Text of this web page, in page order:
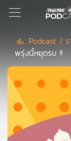
Podcast
เพล
สต์
แนะนำ
Podcast /
พรุ่งนี้หยุดรบ !!